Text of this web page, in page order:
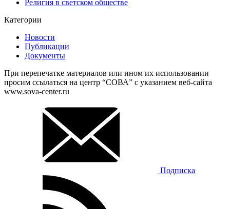
Религия в светском обществе
Категории
Новости
Публикации
Документы
При перепечатке материалов или ином их использовании
просим ссылаться на центр “СОВА” с указанием веб-сайта
www.sova-center.ru
Подписка